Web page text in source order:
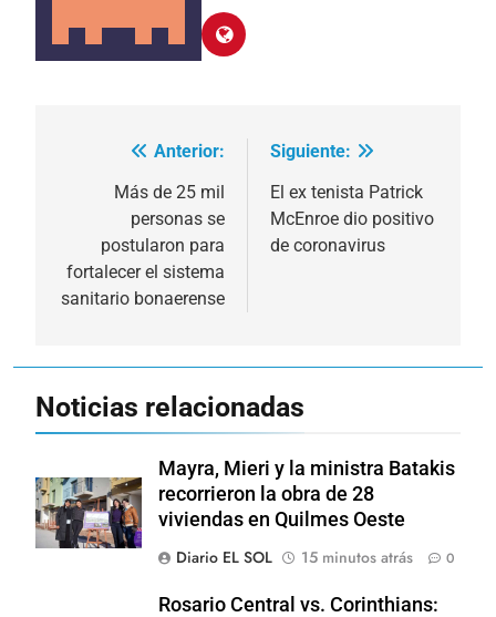
Navegación
entradas
Anterior:
Más de 25 mil
personas se
postularon para
fortalecer el sistema
sanitario bonaerense
Siguiente:
El ex tenista Patrick
McEnroe dio positivo
de coronavirus
Noticias relacionadas
Mayra, Mieri y la ministra Batakis
recorrieron la obra de 28
viviendas en Quilmes Oeste
Diario EL SOL
15 minutos atrás 0
Rosario Central vs. Corinthians: